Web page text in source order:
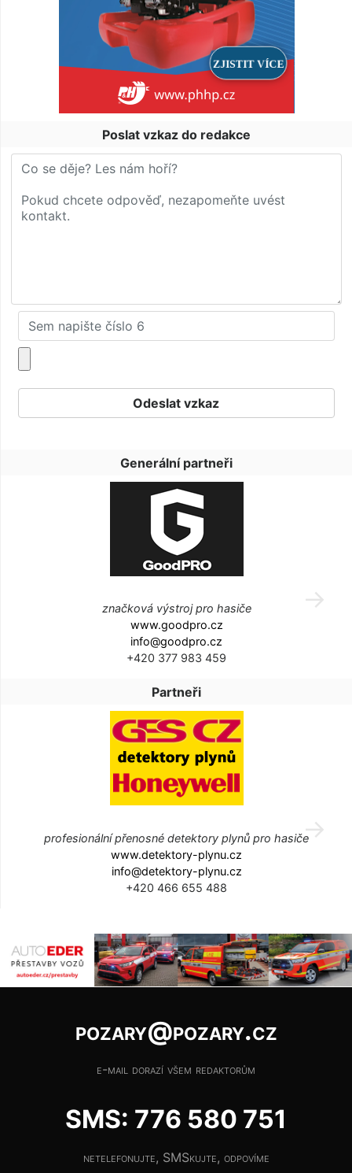
Poslat vzkaz do redakce
Generální partneři
značková výstroj pro hasiče
www.goodpro.cz
info@goodpro.cz
+420 377 983 459
Partneři
profesionální přenosné detektory plynů pro hasiče
www.detektory-plynu.cz
info@detektory-plynu.cz
+420 466 655 488
pozary@pozary.cz
e-mail dorazí všem redaktorům
SMS: 776 580 751
netelefonujte, SMSkujte, odpovíme